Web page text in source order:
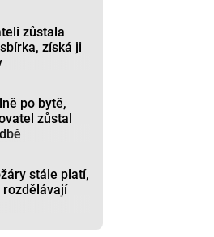
zůstala
získá ji
po bytě,
zůstal
stále platí,
rozdělávají